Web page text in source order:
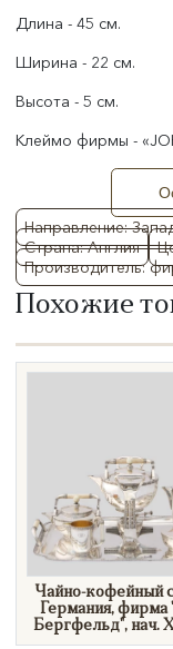
Направление:
Страна: Англия
Производитель:
Длина - 45 см.
Ширина - 22 см.
Высота - 5 см.
Клеймо фирмы -
Похожие
Чайно-кофейный
Германия, фирма
Бергфельд", нач.